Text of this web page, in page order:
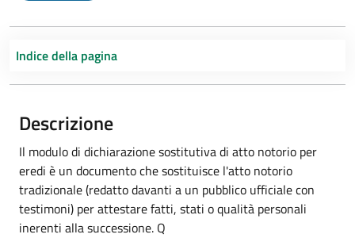
Indice della pagina
Descrizione
Il modulo di dichiarazione sostitutiva di atto notorio per
eredi è un documento che sostituisce l'atto notorio
tradizionale (redatto davanti a un pubblico ufficiale con
testimoni) per attestare fatti, stati o qualità personali
inerenti alla successione. Q